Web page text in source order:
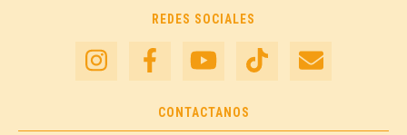
REDES SOCIALES
CONTACTANOS